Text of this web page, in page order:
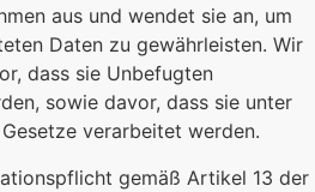
aus und wendet sie an, um
Daten zu gewährleisten. Wir
dass sie Unbefugten
sowie davor, dass sie unter
verarbeitet werden.
gemäß Artikel 13 der